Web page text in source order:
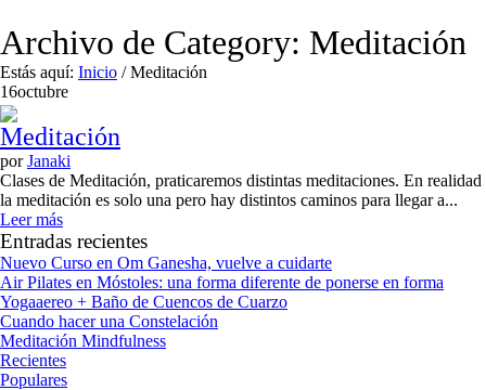
Archivo de Category: Meditación
Estás aquí: Inicio /Meditación
16octubre
Meditación
porJanaki
Clases de Meditación, praticaremos distintas meditaciones. En realidad
la meditación es solo una pero hay distintos caminos para llegar a...
Leer más
Entradas recientes
Nuevo Curso en Om Ganesha, vuelve a cuidarte
Air Pilates en Móstoles: una forma diferente de ponerse en forma
Yogaaereo + Baño de Cuencos de Cuarzo
Cuando hacer una Constelación
Meditación Mindfulness
Recientes
Populares